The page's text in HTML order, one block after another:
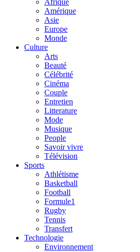
Amérique
Asie
Europe
Monde
Culture
Arts
Beauté
Célébrité
Cinéma
Couple
Entretien
Litterature
Mode
Musique
People
Savoir vivre
Télévision
Sports
Athlétisme
Basketball
Football
Formule1
Rugby
Tennis
Transfert
Technologie
Environnement